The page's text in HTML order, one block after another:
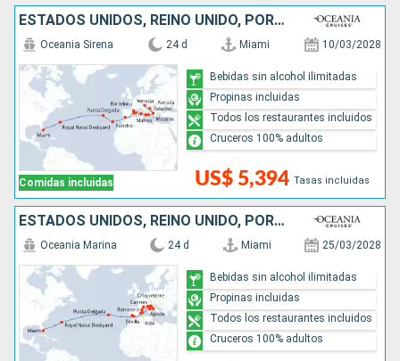
ESTADOS UNIDOS, REINO UNIDO, PORTUGAL, ESPAÑA, ITALIA, GRECIA, CROACIA
Comidas incluidas
Oceania Sirena 24 d Miami 10/03/2028
US$ 5,394 Tasas incluidas
Bebidas sin alcohol ilimitadas
Propinas incluidas
Todos los restaurantes incluidos
Cruceros 100% adultos
ESTADOS UNIDOS, REINO UNIDO, PORTUGAL, ESPAÑA, ITALIA, FRANCIA, MONACO
Oceania Marina 24 d Miami 25/03/2028
Bebidas sin alcohol ilimitadas
Propinas incluidas
Todos los restaurantes incluidos
Cruceros 100% adultos